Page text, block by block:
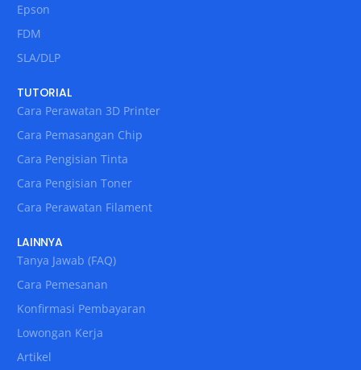
Epson
FDM
SLA/DLP
TUTORIAL
Cara Perawatan 3D Printer
Cara Pemasangan Chip
Cara Pengisian Tinta
Cara Pengisian Toner
Cara Perawatan Filament
LAINNYA
Tanya Jawab (FAQ)
Cara Pemesanan
Konfirmasi Pembayaran
Lowongan Kerja
Artikel